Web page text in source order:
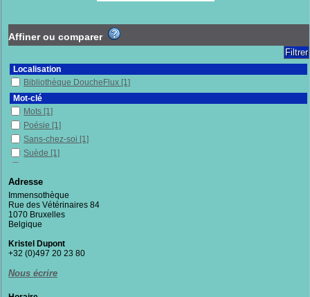
Affiner ou comparer
Localisation
Bibliothèque DoucheFlux [1]
Mot-clé
Mots [1]
Poésie [1]
Sans-chez-soi [1]
Suède [1]
Section
Fictions[1]
Adresse
Immensothèque
Rue des Vétérinaires 84
1070 Bruxelles
Belgique
Kristel Dupont
+32 (0)497 20 23 80
Nous écrire